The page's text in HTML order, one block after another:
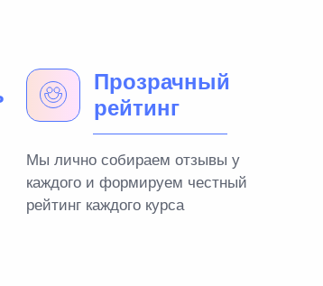
Прозрачный
рейтинг
Мы лично собираем отзывы у
каждого и формируем честный
рейтинг каждого курса